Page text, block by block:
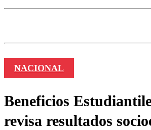
NACIONAL
Beneficios
revisa resultados